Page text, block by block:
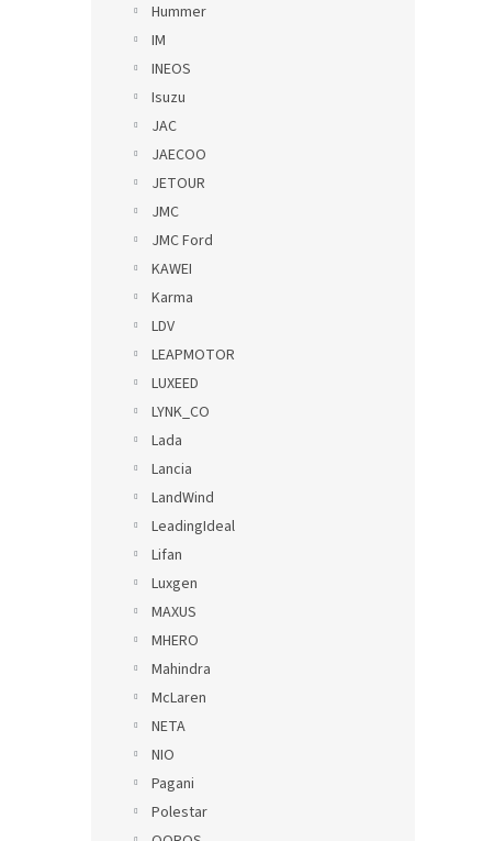
Hummer
IM
INEOS
Isuzu
JAC
JAECOO
JETOUR
JMC
JMC Ford
KAWEI
Karma
LDV
LEAPMOTOR
LUXEED
LYNK_CO
Lada
Lancia
LandWind
LeadingIdeal
Lifan
Luxgen
MAXUS
MHERO
Mahindra
McLaren
NETA
NIO
Pagani
Polestar